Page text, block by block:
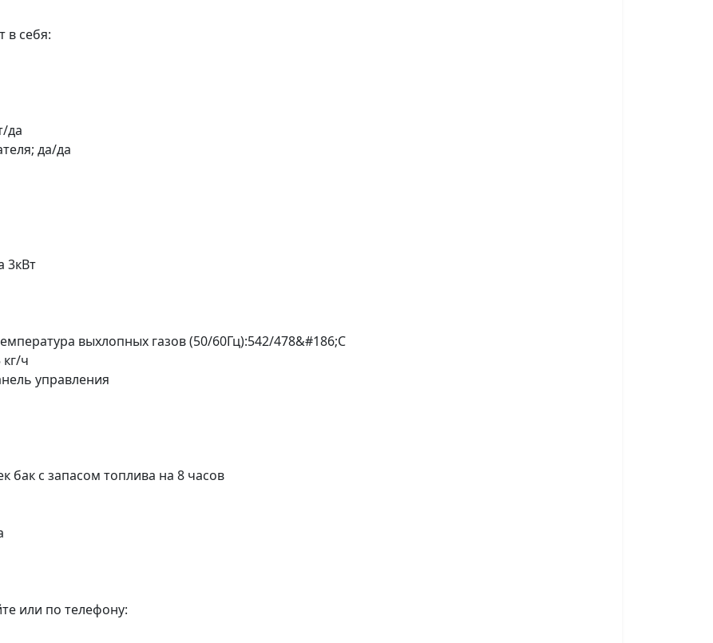
в себя:
да
да/да
3кВт
выхлопных газов (50/60Гц):542/478&#186;С
ч
управления
с запасом топлива на 8 часов
или по телефону: